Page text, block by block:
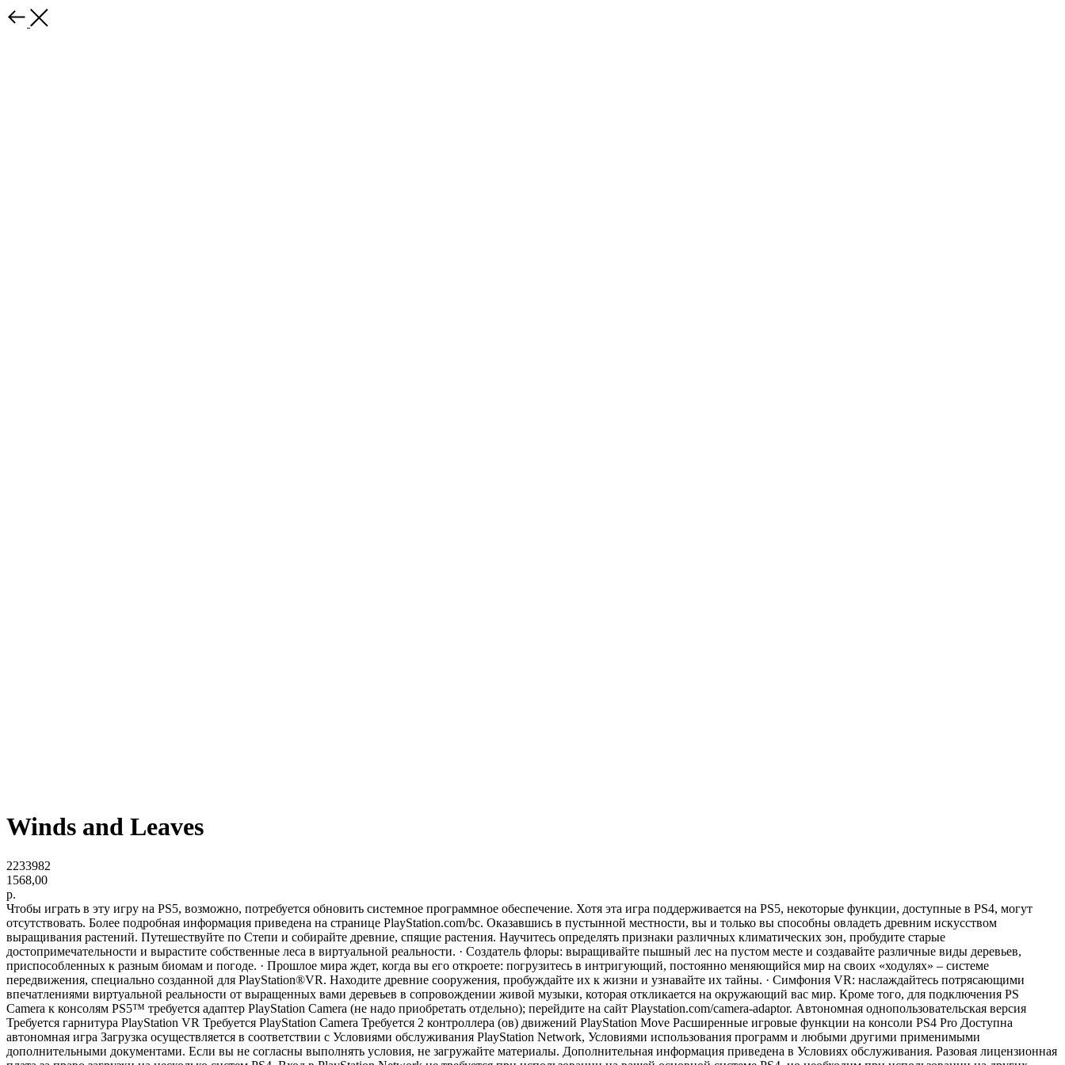
Winds and Leaves
2233982
1568,00
р.
Чтобы играть в эту игру на PS5, возможно, потребуется обновить системное программное обеспечение. Хотя эта игра поддерживается на PS5, некоторые функции, доступные в PS4, могут
отсутствовать. Более подробная информация приведена на странице PlayStation.com/bc. Оказавшись в пустынной местности, вы и только вы способны овладеть древним искусством
выращивания растений. Путешествуйте по Степи и собирайте древние, спящие растения. Научитесь определять признаки различных климатических зон, пробудите старые
достопримечательности и вырастите собственные леса в виртуальной реальности. · Создатель флоры: выращивайте пышный лес на пустом месте и создавайте различные виды деревьев,
приспособленных к разным биомам и погоде. · Прошлое мира ждет, когда вы его откроете: погрузитесь в интригующий, постоянно меняющийся мир на своих «ходулях» – системе
передвижения, специально созданной для PlayStation®VR. Находите древние сооружения, пробуждайте их к жизни и узнавайте их тайны. · Симфония VR: наслаждайтесь потрясающими
впечатлениями виртуальной реальности от выращенных вами деревьев в сопровождении живой музыки, которая откликается на окружающий вас мир. Кроме того, для подключения PS
Camera к консолям PS5™ требуется адаптер PlayStation Camera (не надо приобретать отдельно); перейдите на сайт Playstation.com/camera-adaptor. Автономная однопользовательская версия
Требуется гарнитура PlayStation VR Требуется PlayStation Camera Требуется 2 контроллера (ов) движений PlayStation Move Расширенные игровые функции на консоли PS4 Pro Доступна
автономная игра Загрузка осуществляется в соответствии с Условиями обслуживания PlayStation Network, Условиями использования программ и любыми другими применимыми
дополнительными документами. Если вы не согласны выполнять условия, не загружайте материалы. Дополнительная информация приведена в Условиях обслуживания. Разовая лицензионная